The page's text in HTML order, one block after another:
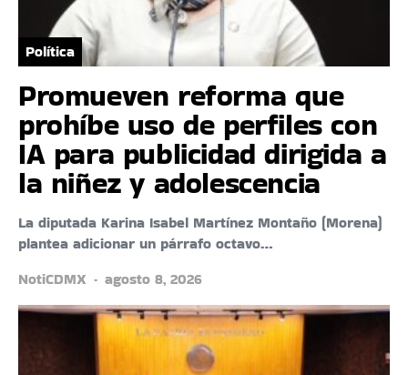
Política
Promueven reforma que
prohíbe uso de perfiles con
IA para publicidad dirigida a
la niñez y adolescencia
La diputada Karina Isabel Martínez Montaño (Morena)
plantea adicionar un párrafo octavo…
NotiCDMX
agosto 8, 2026